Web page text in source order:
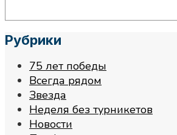
Рубрики
75 лет победы
Всегда рядом
Звезда
Неделя без турникетов
Новости